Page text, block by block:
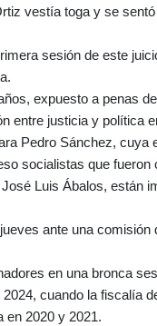
vestía toga y se
sesión de este
expuesto a penas
entre justicia y política
Pedro Sánchez, cuya
socialistas que fueron
Luis Ábalos, están
ante una comisión
en una bronca
cuando la fiscalía
en 2020 y 2021.